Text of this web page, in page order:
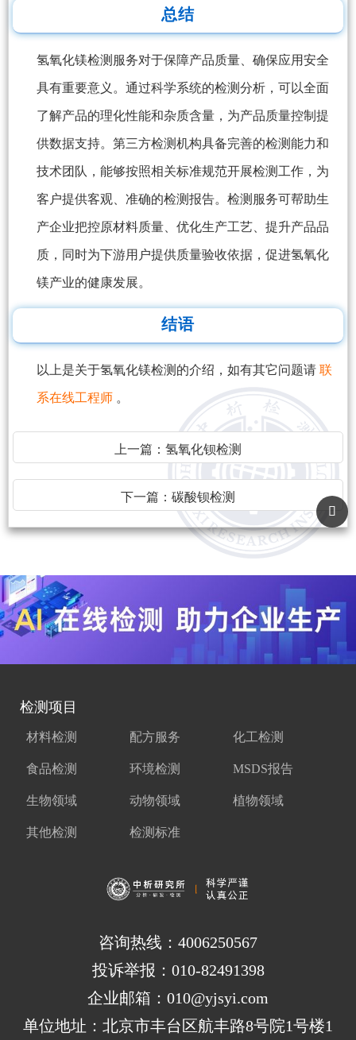
总结
氢氧化镁检测服务对于保障产品质量、确保应用安全
具有重要意义。通过科学系统的检测分析，可以全面
了解产品的理化性能和杂质含量，为产品质量控制提
供数据支持。第三方检测机构具备完善的检测能力和
技术团队，能够按照相关标准规范开展检测工作，为
客户提供客观、准确的检测报告。检测服务可帮助生
产企业把控原材料质量、优化生产工艺、提升产品品
质，同时为下游用户提供质量验收依据，促进氢氧化
镁产业的健康发展。
结语
以上是关于氢氧化镁检测的介绍，如有其它问题请 联
系在线工程师 。
上一篇： 氢氧化钡检测
下一篇： 碳酸钡检测
检测项目
材料检测 配方服务 化工检测
食品检测 环境检测 MSDS报告
生物领域 动物领域 植物领域
其他检测 检测标准
咨询热线：4006250567
投诉举报：010-82491398
企业邮箱：010@yjsyi.com
单位地址：北京市丰台区航丰路8号院1号楼1